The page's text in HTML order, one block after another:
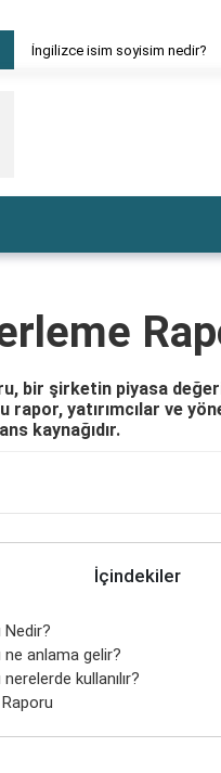
İngilizce isim soyisim nedir?
bir şirketin piyasa
rapor, yatırımcılar ve
kaynağıdır.
İçindekiler
anlama gelir?
kullanılır?